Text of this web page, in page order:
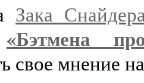
Зака
«Бэтмена
свое мнение